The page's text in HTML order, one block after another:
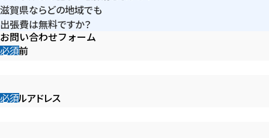
内します。
とはありません。詰まりは状況により作業選択肢が複数あります
が、必要最低限の作業だけを提案し、了承をいただくまでは作業に
入りません。
軽度の詰まりはローポンプによる圧力除去、固着しているものは電
動トーラーやワイヤーで物理的に取り除きます。原因が奥の排水管
にある場合は内視鏡で確認し、高圧洗浄で洗い流します。状況に
滋賀県ならどの地域でも
出張費は無料ですか？
はい。滋賀県内であれば全域無料です。
大津・草津・甲賀など距離による追加費用もありません。
お問い合わせフォーム
お名前
メールアドレス